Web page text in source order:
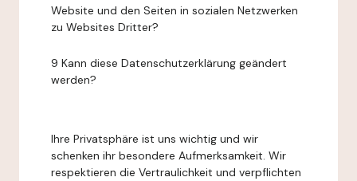
Website und den Seiten in sozialen Netzwerken
zu Websites Dritter?
9 Kann diese Datenschutzerklärung geändert
werden?
Ihre Privatsphäre ist uns wichtig und wir
schenken ihr besondere Aufmerksamkeit. Wir
respektieren die Vertraulichkeit und verpflichten